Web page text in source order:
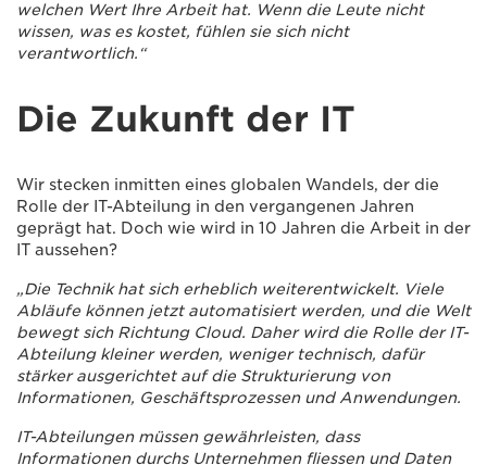
welchen Wert Ihre Arbeit hat. Wenn die Leute nicht
wissen, was es kostet, fühlen sie sich nicht
verantwortlich.“
Die Zukunft der IT
Wir stecken inmitten eines globalen Wandels, der die
Rolle der IT-Abteilung in den vergangenen Jahren
geprägt hat. Doch wie wird in 10 Jahren die Arbeit in der
IT aussehen?
„Die Technik hat sich erheblich weiterentwickelt. Viele
Abläufe können jetzt automatisiert werden, und die Welt
bewegt sich Richtung Cloud. Daher wird die Rolle der IT-
Abteilung kleiner werden, weniger technisch, dafür
stärker ausgerichtet auf die Strukturierung von
Informationen, Geschäftsprozessen und Anwendungen.
IT-Abteilungen müssen gewährleisten, dass
Informationen durchs Unternehmen fliessen und Daten